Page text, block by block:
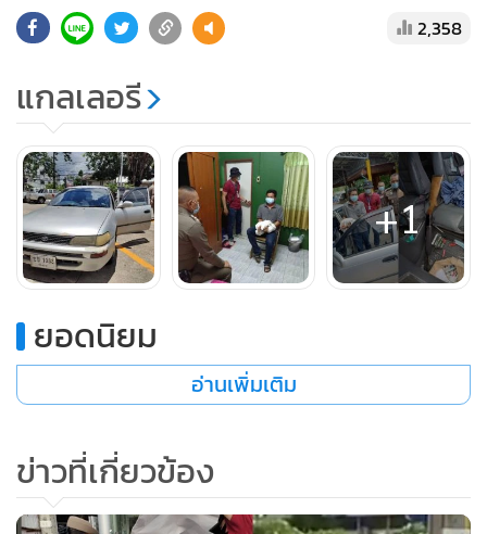
ทะเบียน ขข 1033 เชียงราย ที่ใช้ขับไปก่อเหตุที่หน้าโชว์
รูมฮอนด้าเมื่อ 2 วันก่อนด้วย ซึ่งเมื่อเจ้าหน้าที่เปิดดูในรถปรากฏ
ว่าพบอาวุธปืนลูกซองดังกล่าววางอยู่ที่เบาะด้านที่นั่งผู้โดยสาร 1
กระบอก พร้อมลูกกระสุนอีกจำนวนหนึ่งจึงได้ยึดไว้เป็นของกลาง
และนำตัวนายวรศักดิ์ ไปสอบปากคำที่ สภ.เมืองเชียงราย
2,358
แกลเลอรี
+1
ยอดนิยม
อ่านเพิ่มเติม
ข่าวที่เกี่ยวข้อง